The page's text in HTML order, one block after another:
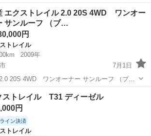
エクストレイル ■ グレード名： アクシ
2500cc ■ ドア枚数： 5D ■ ミッショ...
クストレイル
エクストレイル 2.0 20S 4WD ワンオー
サンルーフ （ブ…
円
トレイル
2009年
7月1日
20S 4WD ワンオーナー サンルーフ （ブラ
度登録
ナー:○ 走行距離:5.0万km...
クストレイル クロカン
ストレイル T31 ディーゼル
円
イン決済
トレイル